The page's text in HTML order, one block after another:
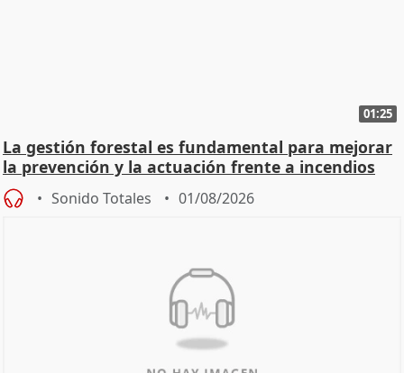
01:25
La gestión forestal es fundamental para mejorar
la prevención y la actuación frente a incendios
Sonido Totales 01/08/2026